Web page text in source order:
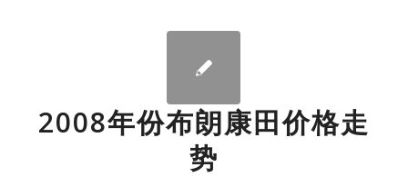
2008年份布朗康田价格走
势